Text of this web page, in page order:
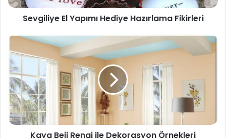
Sevgiliye El Yapımı Hediye Hazırlama Fikirleri
Kaya Beji Rengi ile Dekorasyon Örnekleri